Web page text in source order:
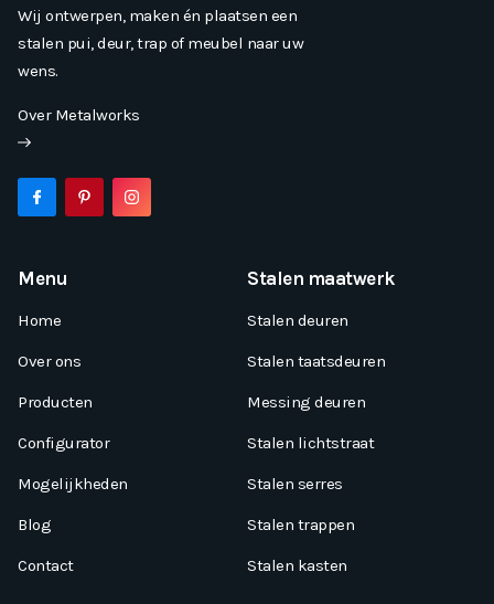
Wij ontwerpen, maken én plaatsen een
stalen pui, deur, trap of meubel naar uw
wens.
Over Metalworks
Menu
Home
Over ons
Producten
Configurator
Mogelijkheden
Blog
Contact
Stalen maatwerk
Stalen deuren
Stalen taatsdeuren
Messing deuren
Stalen lichtstraat
Stalen serres
Stalen trappen
Stalen kasten